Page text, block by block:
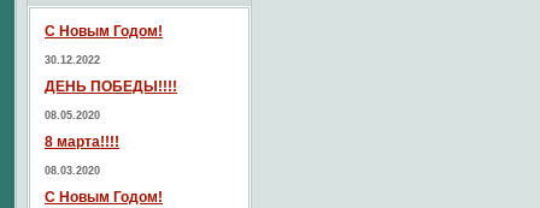
С Новым Годом!
30.12.2022
ДЕНЬ ПОБЕДЫ!!!!
08.05.2020
8 марта!!!!
08.03.2020
С Новым Годом!